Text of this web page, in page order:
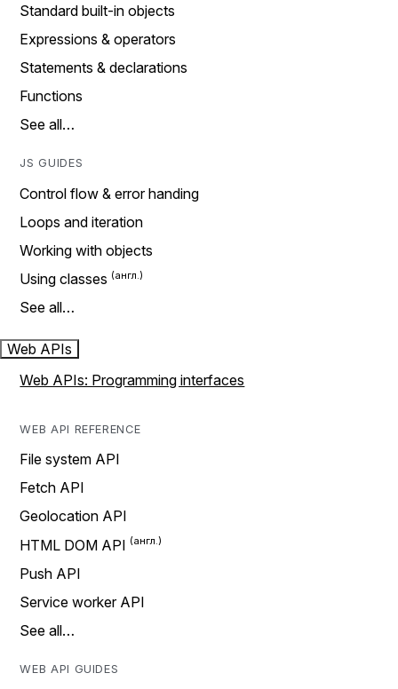
Standard built-in objects
Expressions & operators
Statements & declarations
Functions
See all…
JS GUIDES
Control flow & error handing
Loops and iteration
Working with objects
Using classes
See all…
Web APIs
Web APIs: Programming interfaces
WEB API REFERENCE
File system API
Fetch API
Geolocation API
HTML DOM API
Push API
Service worker API
See all…
WEB API GUIDES